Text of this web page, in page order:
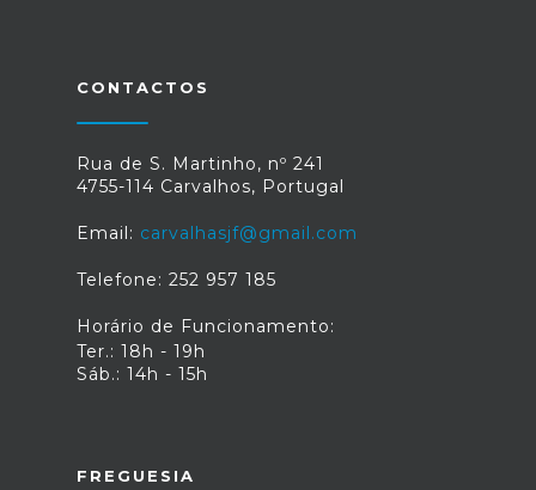
aceites até dia 31 de dezembro para
em: https://eco.sapo.pt/2022/05/26/faturas-
para-efeitos-fiscais-2/
CONTACTOS
Rua de S. Martinho, nº 241
4755-114 Carvalhos, Portugal
Email: carvalhasjf@gmail.com
Telefone: 252 957 185
Horário de Funcionamento:
Ter.: 18h - 19h
Sáb.: 14h - 15h
FREGUESIA